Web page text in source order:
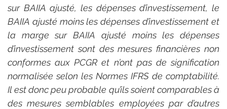
sur BAIIA ajusté, les dépenses d’investissement, le
BAIIA ajusté moins les dépenses d’investissement et
la marge sur BAIIA ajusté moins les dépenses
d’investissement sont des mesures financières non
conformes aux PCGR et n’ont pas de signification
normalisée selon les Normes IFRS de comptabilité.
Il est donc peu probable qu’ils soient comparables à
des mesures semblables employées par d’autres